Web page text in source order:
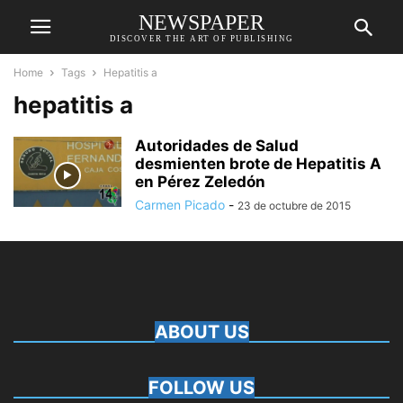
NEWSPAPER
DISCOVER THE ART OF PUBLISHING
Home Tags Hepatitis a
hepatitis a
Autoridades de Salud
desmienten brote de Hepatitis A
en Pérez Zeledón
Carmen Picado - 23 de octubre de 2015
ABOUT US
FOLLOW US